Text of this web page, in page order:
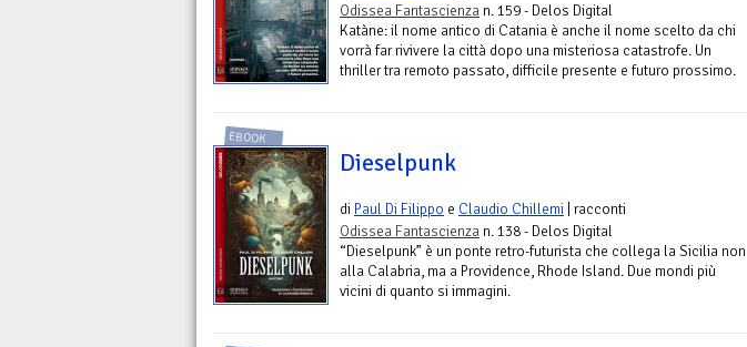
Odissea Fantascienza n. 159 - Delos Digital
Katàne: il nome antico di Catania è anche il nome scelto da chi
vorrà far rivivere la città dopo una misteriosa catastrofe. Un
thriller tra remoto passato, difficile presente e futuro prossimo.
EBOOK
Dieselpunk
di Paul Di Filippo e Claudio Chillemi | racconti
Odissea Fantascienza n. 138 - Delos Digital
“Dieselpunk” è un ponte retro-futurista che collega la Sicilia non
alla Calabria, ma a Providence, Rhode Island. Due mondi più
vicini di quanto si immagini.